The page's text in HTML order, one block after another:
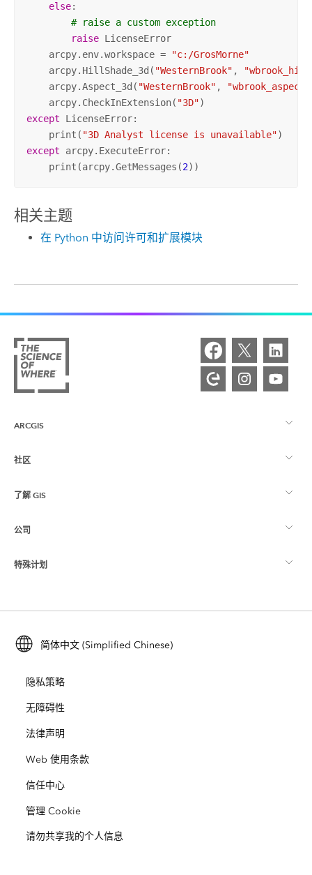
else:
# raise a custom exception
raise LicenseError
    arcpy.env.workspace =
"c:/GrosMorne"
    arcpy.HillShade_3d(
"WesternBrook" ,
    arcpy.Aspect_3d(
"WesternBrook" , "wbrook_aspect"
    arcpy.CheckInExtension(
"3D"
except LicenseError:
    print(
"3D Analyst license is unavailable"
except arcpy.ExecuteError:
    print(arcpy.GetMessages(
2))
相关主题
在 Python 中访问许可和扩展模块
ARCGIS
ArcGIS 概览
制图
Esri Store
社区
Esri 社区
ArcGIS 博客
用户研究和测试
Esri 年轻专家关系网
了解 GIS
什么是 GIS？
位置智能
培训
ArcUser
ArcNews
ArcWatch
Esri Press
Esri 视频
公司
关于 Esri
招贤纳士
开放视野
业务行为准则
网站地图
特殊计划
ArcGIS for Student Use
保护
教育
种族平等
简体中文 (Simplified Chinese)
隐私策略
无障碍性
法律声明
Web 使用条款
信任中心
管理 Cookie
请勿共享我的个人信息